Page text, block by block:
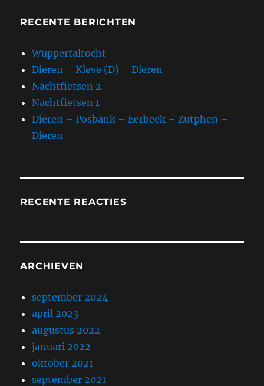
RECENTE BERICHTEN
Wuppertaltocht
Dieren – Kleve (D) – Dieren
Nachtfietsen 2
Nachtfietsen 1
Dieren – Posbank – Eerbeek – Zutphen –
Dieren
RECENTE REACTIES
ARCHIEVEN
september 2024
april 2023
augustus 2022
januari 2022
oktober 2021
september 2021